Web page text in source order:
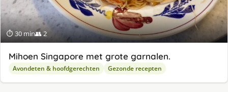
⏱ 30 min👥 2
Mihoen Singapore met grote garnalen.
Avondeten & hoofdgerechten Gezonde recepten